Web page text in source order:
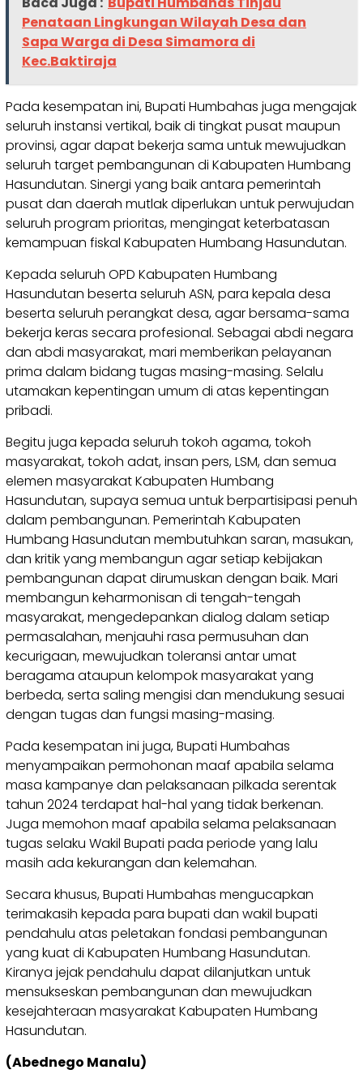
Penataan Lingkungan Wilayah Desa dan
Sapa Warga di Desa Simamora di
Kec.Baktiraja
Pada kesempatan ini, Bupati Humbahas juga mengajak
seluruh instansi vertikal, baik di tingkat pusat maupun
provinsi, agar dapat bekerja sama untuk mewujudkan
seluruh target pembangunan di Kabupaten Humbang
Hasundutan. Sinergi yang baik antara pemerintah
pusat dan daerah mutlak diperlukan untuk perwujudan
seluruh program prioritas, mengingat keterbatasan
kemampuan fiskal Kabupaten Humbang Hasundutan.
Kepada seluruh OPD Kabupaten Humbang
Hasundutan beserta seluruh ASN, para kepala desa
beserta seluruh perangkat desa, agar bersama-sama
bekerja keras secara profesional. Sebagai abdi negara
dan abdi masyarakat, mari memberikan pelayanan
prima dalam bidang tugas masing-masing. Selalu
utamakan kepentingan umum di atas kepentingan
pribadi.
Begitu juga kepada seluruh tokoh agama, tokoh
masyarakat, tokoh adat, insan pers, LSM, dan semua
elemen masyarakat Kabupaten Humbang
Hasundutan, supaya semua untuk berpartisipasi penuh
dalam pembangunan. Pemerintah Kabupaten
Humbang Hasundutan membutuhkan saran, masukan,
dan kritik yang membangun agar setiap kebijakan
pembangunan dapat dirumuskan dengan baik. Mari
membangun keharmonisan di tengah-tengah
masyarakat, mengedepankan dialog dalam setiap
permasalahan, menjauhi rasa permusuhan dan
kecurigaan, mewujudkan toleransi antar umat
beragama ataupun kelompok masyarakat yang
berbeda, serta saling mengisi dan mendukung sesuai
dengan tugas dan fungsi masing-masing.
Pada kesempatan ini juga, Bupati Humbahas
menyampaikan permohonan maaf apabila selama
masa kampanye dan pelaksanaan pilkada serentak
tahun 2024 terdapat hal-hal yang tidak berkenan.
Juga memohon maaf apabila selama pelaksanaan
tugas selaku Wakil Bupati pada periode yang lalu
masih ada kekurangan dan kelemahan.
Secara khusus, Bupati Humbahas mengucapkan
terimakasih kepada para bupati dan wakil bupati
pendahulu atas peletakan fondasi pembangunan
yang kuat di Kabupaten Humbang Hasundutan.
Kiranya jejak pendahulu dapat dilanjutkan untuk
mensukseskan pembangunan dan mewujudkan
kesejahteraan masyarakat Kabupaten Humbang
Hasundutan.
(Abednego Manalu)